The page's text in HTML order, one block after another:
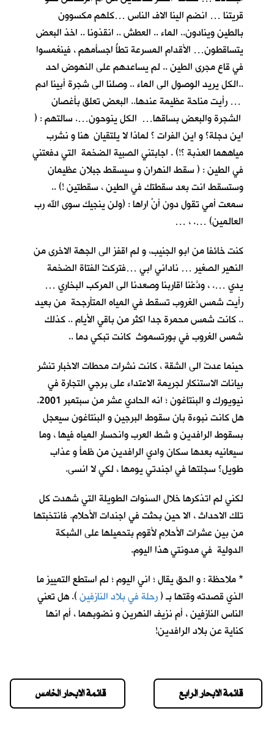
قريتنا … انضم الينا الاف الناس …كلهم مكسوون
بالطين وينادون.. الماء .. العطش .. انقذونا .. اخذ البعض
يتساقطون… الأقدام المسرعة تطأُ اجسأمهم ، فينغمسوا
في قاع مجرى الطين .. لم يساعدهم على النهوض احد
..الكل يريد الوصول الى الماء .. وصلنا الى شجرة أبينا ادم
… رأيت مناحة عظيمة عندها.. البعض تعلق بأغصان
الشجرة والبعض بساقها… الكل ينوحون…. سالتهم : (
اين دجلة؟ و اين الفرات ؟ لماذا لا يلتقيان هنا و نشرب
مياههما العذبة ؟!) . اجابتني الصبية الضخمة التي دفعتني
في الطين : ( سقط النهران و سيسقط جبلان عظيمان
وستسقط انت بعد سقطتك في الطين ، سقطتين !) ..
سمعت أمي تقول دون أنْ اراها : (ولن ينجيك سوى الله رب
العالمين) …. ، …
كنت خائفا من ابو الجنيب، و لم اقفز الى الجهة الاخرى من
النهير الصغير … ناداني ابي …فتركتْ الفتاة الضخمة
يدي …. ، ودَّعْنا اقاربنا وصعدنا الى المركب البخاري …
رأيت شمس الغروب تسقط في المياه المتأرجحة من بعيد
.. كانت شمس محمرة جدا اكثر من باقي الأيام .. كذلك
شمس الغروب في بورتسموث كانت تبكي دما ..
حينما عدتَ الى الشقة ، كانت نشرات محطات الاخبار تنشر
بيانات الاستنكار لجريمة الاعتداء على برجي التجارة في
نيويورك و البنتاغون ؛ انه الحادي عشر من سبتمبر 2001.
هل كانت نبوءة بان سقوط البرجين و البنتاغون سيعجل
بسقوط الرافدين و شط العرب وانحسار المياه فيها ، وما
سيعانيه بعدها سكان وادي الرافدين من ظمأ و عذاب
طويل؟ سجلتها في اجندتي يومها ، لكي لا انسى.
لكني لم اتذكرها خلال السنوات الطويلة التي شهدت كل
تلك الاحداث ، الا حين بحثت في اجندات الأحلام. فانتخبتها
من بين عشرات الأحلام لأقوم بتحميلها على الشبكة
الدولية في مدونتي هذا اليوم.
* ملاحظة : و الحق يقال ؛ اني اليوم ؛ لم استطع التمييز ما
الذي قصدته وقتها بـ (رحلة في بلاد النازفين). هل تعني
الناس النازفين ، أم نزيف النهرين و نضوبهما ، أم انها
كناية عن بلاد الرافدين!
قائمة الابحار الخامس قائمة الابحار الرابع